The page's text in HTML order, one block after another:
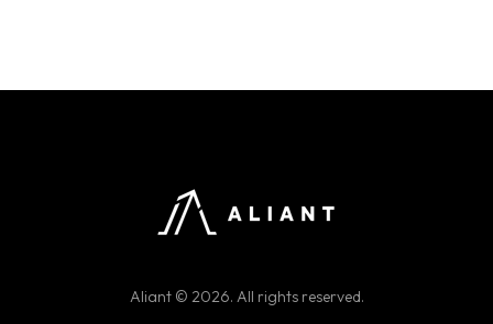
Aliant © 2026. All rights reserved.